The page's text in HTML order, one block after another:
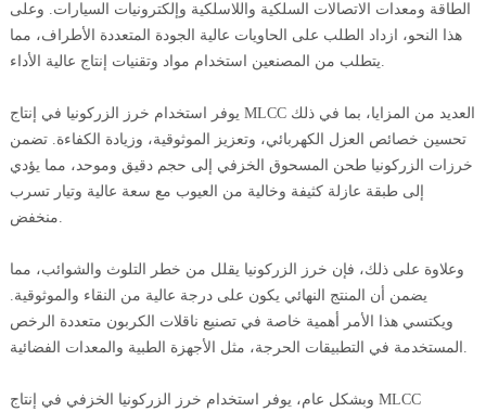
الطاقة ومعدات الاتصالات السلكية واللاسلكية وإلكترونيات السيارات. وعلى
هذا النحو، ازداد الطلب على الحاويات عالية الجودة المتعددة الأطراف، مما
يتطلب من المصنعين استخدام مواد وتقنيات إنتاج عالية الأداء.
يوفر استخدام خرز الزركونيا في إنتاج MLCC العديد من المزايا، بما في ذلك
تحسين خصائص العزل الكهربائي، وتعزيز الموثوقية، وزيادة الكفاءة. تضمن
خرزات الزركونيا طحن المسحوق الخزفي إلى حجم دقيق وموحد، مما يؤدي
إلى طبقة عازلة كثيفة وخالية من العيوب مع سعة عالية وتيار تسرب
منخفض.
وعلاوة على ذلك، فإن خرز الزركونيا يقلل من خطر التلوث والشوائب، مما
يضمن أن المنتج النهائي يكون على درجة عالية من النقاء والموثوقية.
ويكتسي هذا الأمر أهمية خاصة في تصنيع ناقلات الكربون متعددة الرخص
المستخدمة في التطبيقات الحرجة، مثل الأجهزة الطبية والمعدات الفضائية.
وبشكل عام، يوفر استخدام خرز الزركونيا الخزفي في إنتاج MLCC